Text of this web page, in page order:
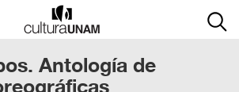
Antología de
×